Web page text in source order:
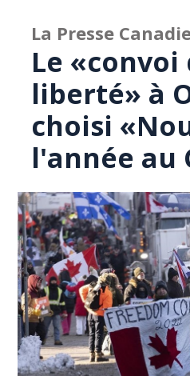
La Presse
Le «convoi
liberté» à
choisi
l'année au